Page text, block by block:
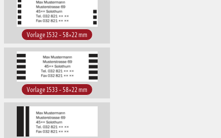
Vorlage 1532 – 58×22 mm
Vorlage 1533 – 58×22 mm